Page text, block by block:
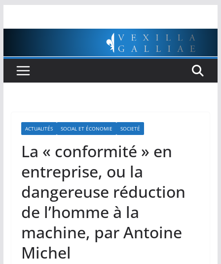
ACTUALITÉS SOCIAL ET ÉCONOMIE SOCIETÉ
La « conformité » en
entreprise, ou la
dangereuse réduction
de l’homme à la
machine, par Antoine
Michel